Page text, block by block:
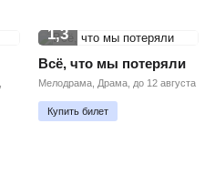
1,3
Всё, что мы потеряли
Мелодрама, Драма, до 12 августа
Купить билет